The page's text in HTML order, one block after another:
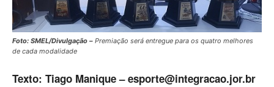
Foto: SMEL/Divulgação – Premiação será entregue para os quatro melhores
de cada modalidade
Texto: Tiago Manique –esporte@integracao.jor.br